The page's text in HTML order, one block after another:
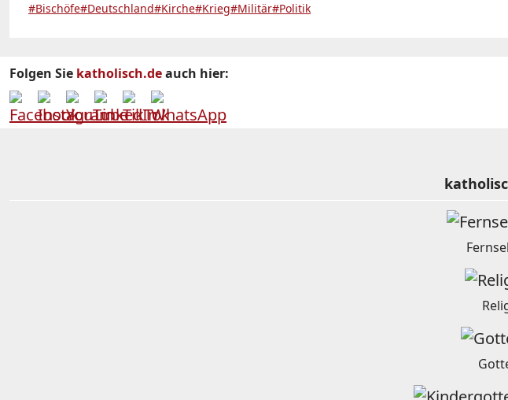
#Bischöfe#Deutschland#Kirche#Krieg#Militär#Politik
Folgen Sie katholisch.deauch hier: